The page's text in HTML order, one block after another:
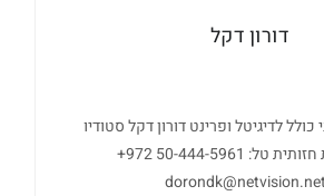
דורון דקל
כולל לדיגיטל ופרינט דורון דקל סטודיו